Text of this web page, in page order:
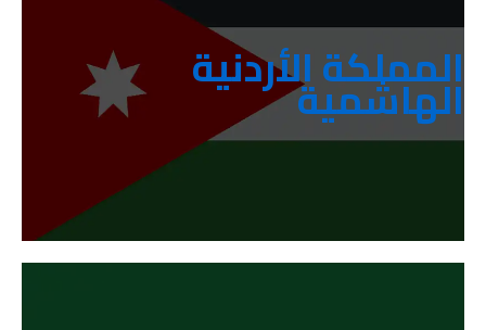
المملكة الأردنية
الهاشمية
AFEI.JO@arab-engineering.org